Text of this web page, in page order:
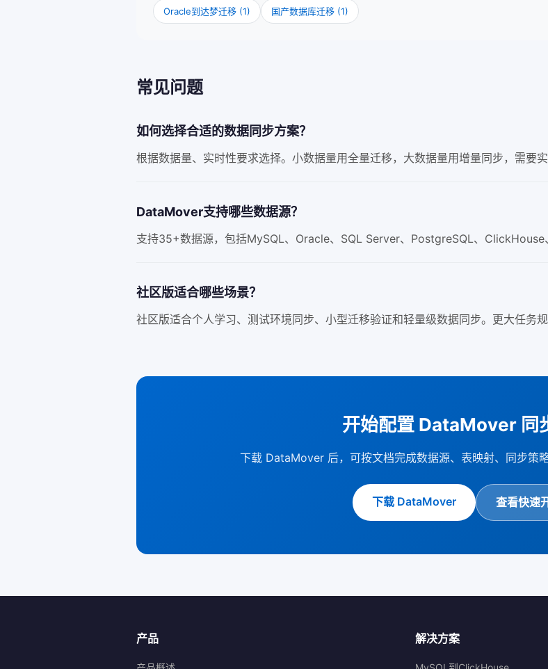
Oracle到达梦迁移 (1) 国产数据库迁移 (1)
常见问题
如何选择合适的数据同步方案？
根据数据量、实时性要求选择。小数据量用全量迁移，大数据量用增量同步，需要实
DataMover支持哪些数据源？
支持35+数据源，包括MySQL、Oracle、SQL Server、PostgreSQL、ClickHouse
社区版适合哪些场景？
社区版适合个人学习、测试环境同步、小型迁移验证和轻量级数据同步。更大任务
开始配置 DataMover 同
下载 DataMover 后，可按文档完成数据源、表映射、同步策
下载 DataMover 查看快速
产品 解决方案